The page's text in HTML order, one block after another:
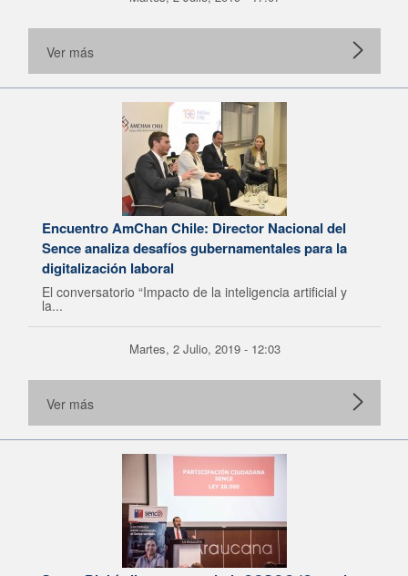
Ver más
Encuentro AmChan Chile: Director Nacional del
Sence analiza desafíos gubernamentales para la
digitalización laboral
El conversatorio “Impacto de la inteligencia artificial y
la...
Martes, 2 Julio, 2019 - 12:03
Ver más